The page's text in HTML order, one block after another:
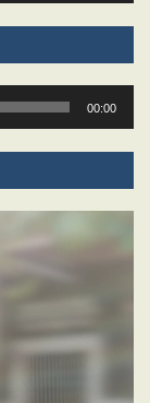
00:00